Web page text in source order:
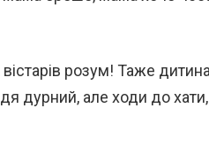
розум! Таже
дурний, але ходи до